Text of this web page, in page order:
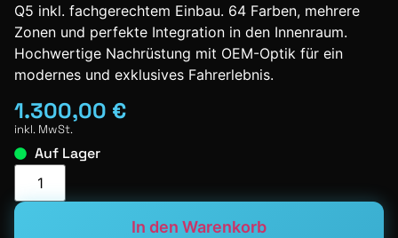
Q5 inkl. fachgerechtem Einbau. 64 Farben, mehrere
Zonen und perfekte Integration in den Innenraum.
Hochwertige Nachrüstung mit OEM-Optik für ein
modernes und exklusives Fahrerlebnis.
1.300,00 €
inkl. MwSt.
Auf Lager
In den Warenkorb